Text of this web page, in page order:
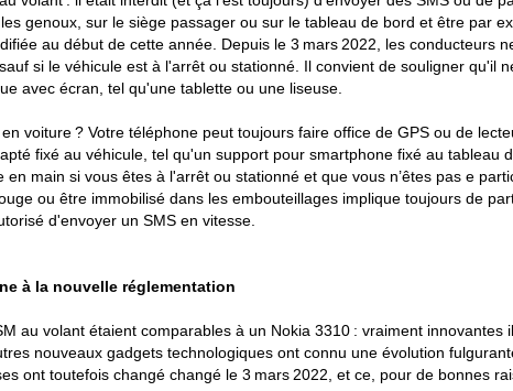
genoux, sur le siège passager ou sur le tableau de bord et être par
au début de cette année. Depuis le 3 mars 2022, les conducteurs
si le véhicule est à l'arrêt ou stationné. Il convient de souligner qu'il
avec écran, tel qu'une tablette ou une liseuse.
voiture ? Votre téléphone peut toujours faire office de GPS ou de
fixé au véhicule, tel qu'un support pour smartphone fixé au tableau
main si vous êtes à l'arrêt ou stationné et que vous n’êtes pas e
ou être immobilisé dans les embouteillages implique toujours de
d'envoyer un SMS en vitesse.
à la nouvelle réglementation
au volant étaient comparables à un Nokia 3310 : vraiment innovantes
nouveaux gadgets technologiques ont connu une évolution
ont toutefois changé changé le 3 mars 2022, et ce, pour de bonnes